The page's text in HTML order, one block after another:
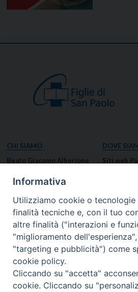
CHI SIAMO
Beato Giacomo Alberione
Venerabile Tecla Merlo
Missione Paolina
Luoghi delle Origini
Governo Generale
Famiglia Paolina
DOVE
Siti web
Notizie dal
Notizie in
RISORSE
Preghiere
Bollettino
Informativa
Utilizziamo cookie o tecnologie
finalità tecniche e, con il tuo
altre finalità ("interazioni e
"miglioramento
"targeting e pubblicità") come
cookie policy.
Cliccando su "accetta"
cookie. Cliccando su